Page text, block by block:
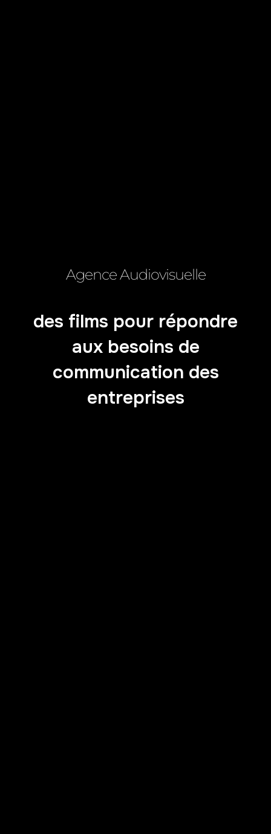
Agence Audiovisuelle
des films pour répondre
aux besoins de
communication des
entreprises